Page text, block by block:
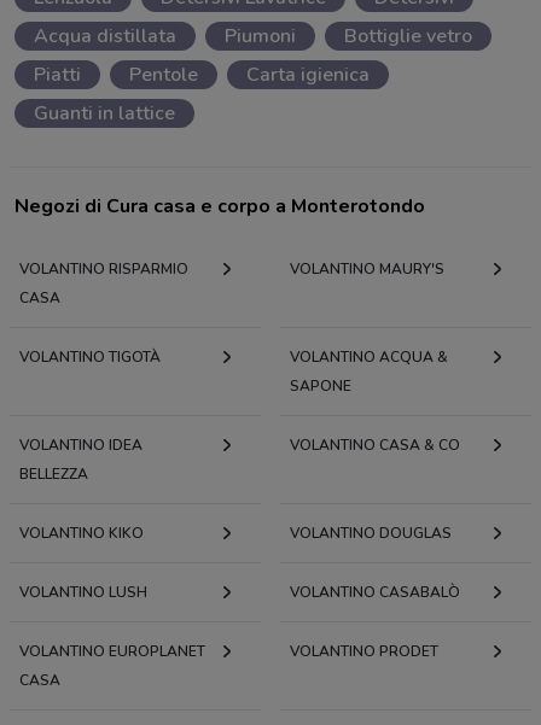
Acqua distillata
Piumoni
Bottiglie vetro
Piatti
Pentole
Carta igienica
Guanti in lattice
Negozi di Cura casa e corpo a Monterotondo
VOLANTINO RISPARMIO
CASA
VOLANTINO MAURY'S
VOLANTINO TIGOTÀ
VOLANTINO ACQUA &
SAPONE
VOLANTINO IDEA
BELLEZZA
VOLANTINO CASA & CO
VOLANTINO KIKO VOLANTINO DOUGLAS
VOLANTINO LUSH VOLANTINO CASABALÒ
VOLANTINO EUROPLANET
CASA
VOLANTINO PRODET